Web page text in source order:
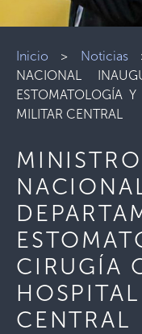
Inicio > Noticias
NACIONAL
ESTOMATOLOGÍA
MILITAR CENTRAL
CIRUGÍA
CENTRAL